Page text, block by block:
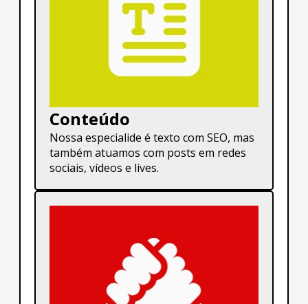
Conteúdo
Nossa especialide é texto com SEO, mas
também atuamos com posts em redes
sociais, vídeos e lives.